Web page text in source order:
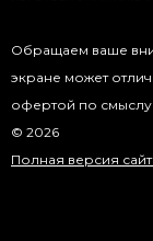
Обращаем ваше
экране может
офертой по смыслу
© 2026
Полная версия